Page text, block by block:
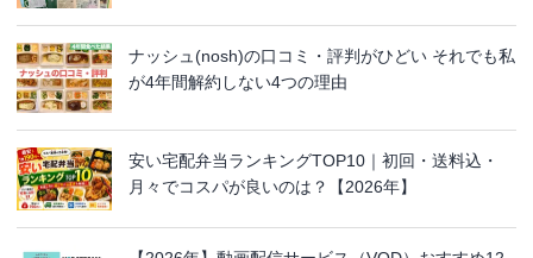
ナッシュ(nosh)の口コミ・評判がひどい それでも私
が4年間解約しない4つの理由
安い宅配弁当ランキングTOP10｜初回・送料込・
月々でコスパが良いのは？【2026年】